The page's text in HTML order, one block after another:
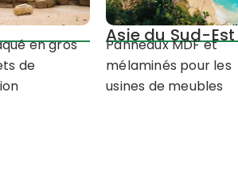
en gros
de
Asie du Sud-Est
Panneaux MDF et
mélaminés pour les
usines de meubles